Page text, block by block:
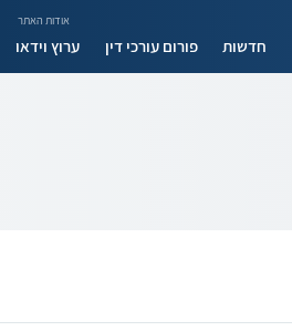
אודות האתר
חדשות פורום עורכי דין ערוץ וידאו